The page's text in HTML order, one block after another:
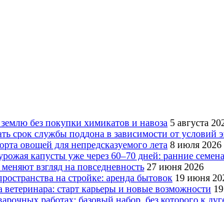
без покупки химикатов и навоза 5 августа
срок службы поддона в зависимости от условий
овощей для непредсказуемого лета 8 июля 2026
капусты уже через 60–70 дней: ранние семена
взгляд на повседневность 27 июня 2026
на стройке: аренда бытовок 19 июня
ветеринара: старт карьеры и новые возможности
работах: базовый набор, без которого к